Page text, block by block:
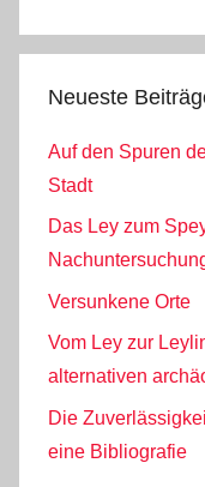
Neueste
Auf den Spuren
Stadt
Das Ley zum
Versunkene Orte
Vom Ley zur
alternativen
Die
eine Bibliografie